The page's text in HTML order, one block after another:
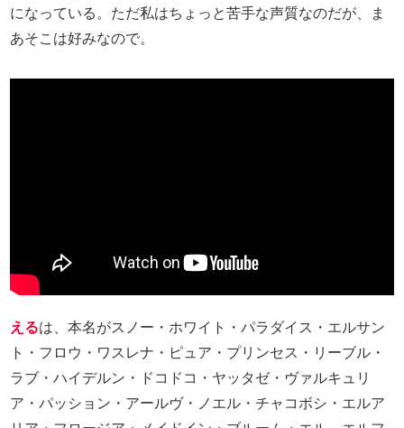
になっている。ただ私はちょっと苦手な声質なのだが、ま
あそこは好みなので。
えるは、本名がスノー・ホワイト・パラダイス・エルサン
ト・フロウ・ワスレナ・ピュア・プリンセス・リーブル・
ラブ・ハイデルン・ドコドコ・ヤッタゼ・ヴァルキュリ
ア・パッション・アールヴ・ノエル・チャコボシ・エルア